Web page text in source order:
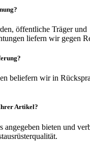
öffentliche Träger und
liefern wir gegen
beliefern wir in
Artikel?
angegeben bieten und